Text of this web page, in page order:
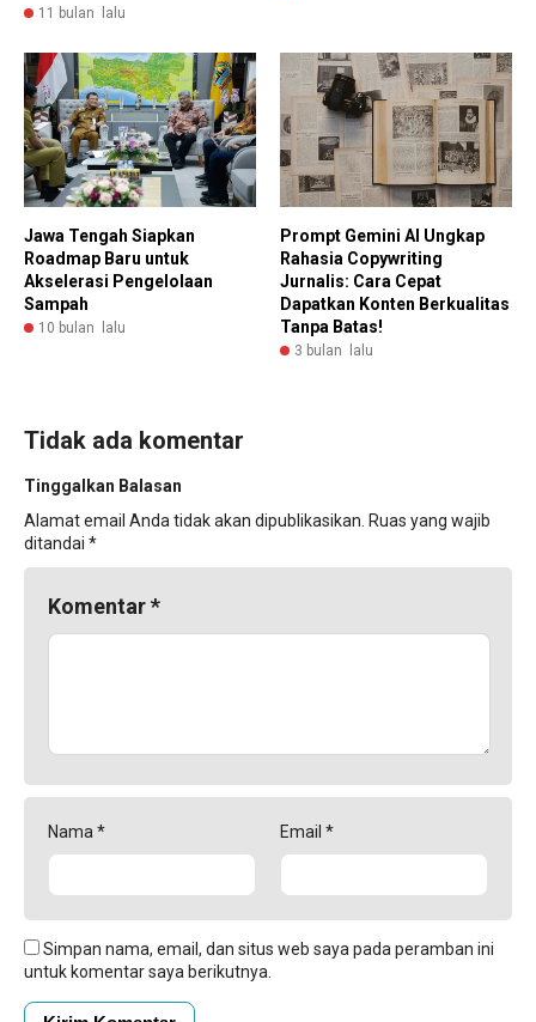
11 bulan lalu
Jawa Tengah Siapkan
Roadmap Baru untuk
Akselerasi Pengelolaan
Sampah
10 bulan lalu
Prompt Gemini AI Ungkap
Rahasia Copywriting
Jurnalis: Cara Cepat
Dapatkan Konten Berkualitas
Tanpa Batas!
3 bulan lalu
Tidak ada komentar
Tinggalkan Balasan
Alamat email Anda tidak akan dipublikasikan. Ruas yang wajib
ditandai *
Komentar*
Nama * Email *
Simpan nama, email, dan situs web saya pada peramban ini
untuk komentar saya berikutnya.